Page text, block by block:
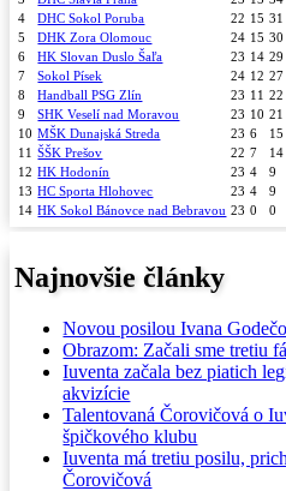
4
DHC Sokol Poruba 22 15 31
5
DHK Zora Olomouc 24 15 30
6
HK Slovan Duslo Šaľa 23 14 29
7
Sokol Písek 24 12 27
8
Handball PSG Zlín 23 11 22
9
SHK Veselí nad Moravou 23 10 21
10 MŠK Dunajská Streda 23 6
15
11 ŠŠK Prešov 22 7
14
12 HK Hodonín 23 4
9
13 HC Sporta Hlohovec 23 4
9
14 HK Sokol Bánovce nad Bebravou 23 0 0
Najnovšie články
Novou posilou Ivana
Obrazom: Začali sme tretiu
Iuventa začala bez piatich
akvizície
Talentovaná Čorovičová o
špičkového klubu
Iuventa má tretiu posilu,
Čorovičová